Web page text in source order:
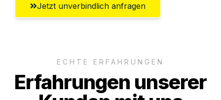
Jetzt unverbindlich anfragen
ECHTE ERFAHRUNGEN
Erfahrungen unserer